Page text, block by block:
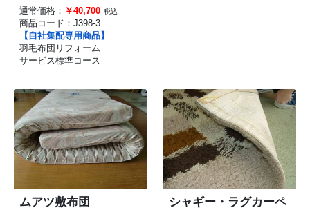
通常価格： ￥40,700 税込
商品コード： J398-3
【自社集配専用商品】
羽毛布団リフォーム
サービス標準コース
ムアツ敷布団
シャギー・ラグカーペ